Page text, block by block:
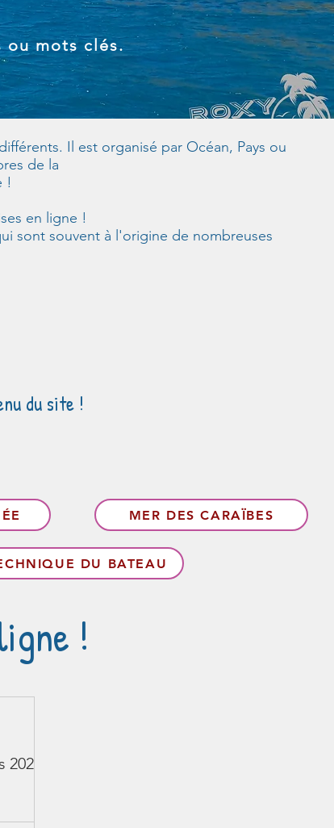
ou mots clés.
Il est organisé par Océan, Pays ou
de la
!
en ligne !
sont souvent à l'origine de nombreuses
du site !
MER DES CARAÏBES
DU BATEAU
!